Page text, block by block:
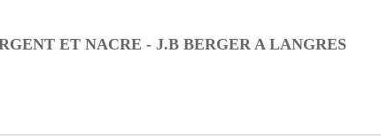
ET NACRE - J.B BERGER A LANGRES